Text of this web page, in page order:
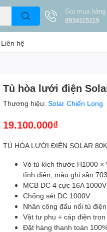
Gọi mua
0934115119
Liên hệ
Tủ hòa lưới điện
Thương hiệu: Solar Chiến Long
19.100.000₫
TỦ HÒA LƯỚI ĐIỆN SOLAR
Vỏ tủ kích thước H1000 ×
tĩnh điện, màu ghi sần
MCB DC 4 cực 16A
Chống sét DC 1000V
Nhân công đấu nối tủ điện
Vật tư phụ + cáp điện
Đặt hàng thanh toán